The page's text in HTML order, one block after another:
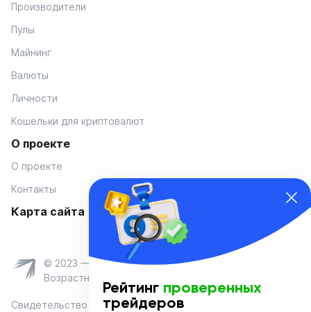
Производители
Пулы
Майнинг
Валюты
Личности
Кошельки для криптовалют
О проекте
О проекте
Контакты
Карта сайта
© 2023 — Coinmania
Возрастное ограничение 16+
Свидетельство о регистрации средства массовой
Рейтинг проверенных
трейдеров